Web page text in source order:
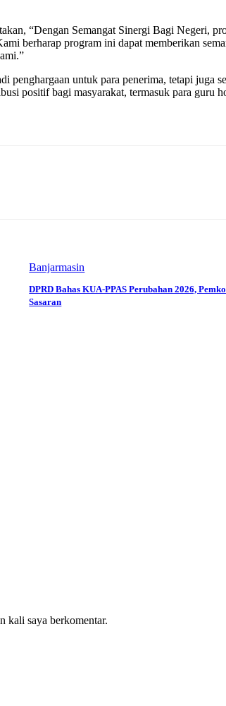
“Dengan Semangat Sinergi Bagi Negeri,
berharap program ini dapat memberikan
untuk para penerima, tetapi juga
positif bagi masyarakat, termasuk para guru
Banjarmasin
DPRD Bahas KUA-PPAS Perubahan 2026,
Sasaran
kali saya berkomentar.